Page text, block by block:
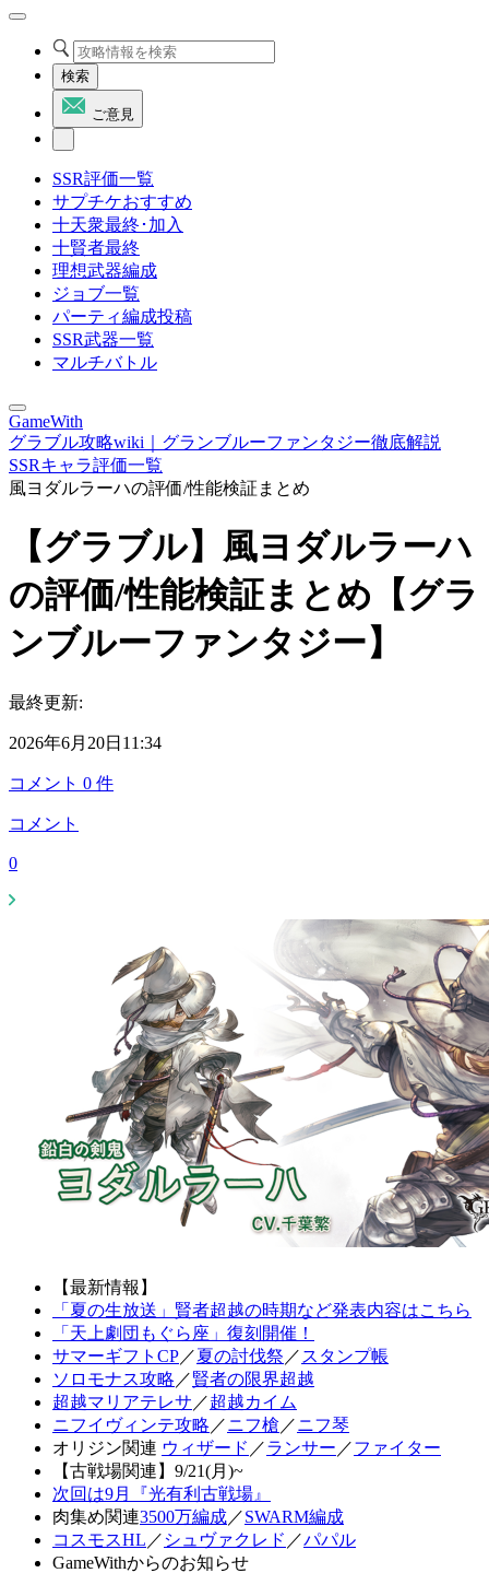
検索
ご意見
SSR評価一覧
サプチケおすすめ
十天衆最終･加入
十賢者最終
理想武器編成
ジョブ一覧
パーティ編成投稿
SSR武器一覧
マルチバトル
GameWith
グラブル攻略wiki｜グランブルーファンタジー徹底解説
SSRキャラ評価一覧
風ヨダルラーハの評価/性能検証まとめ
【グラブル】風ヨダルラーハ
の評価/性能検証まとめ【グラ
ンブルーファンタジー】
最終更新:
2026年6月20日11:34
コメント 0 件
コメント
0
【最新情報】
「夏の生放送」賢者超越の時期など発表内容はこちら
「天上劇団もぐら座」復刻開催！
サマーギフトCP／夏の討伐祭 ／ スタンプ帳
ソロモナス攻略 ／賢者の限界超越
超越マリアテレサ ／超越カイム
ニフイヴィンテ攻略 ／ニフ槍 ／ニフ琴
オリジン関連 ウィザード ／ランサー ／ファイター
【古戦場関連】9/21(月)~
次回は9月『光有利古戦場』
肉集め関連3500万編成／SWARM編成
コスモスHL ／ シュヴァクレド ／パパル
GameWithからのお知らせ